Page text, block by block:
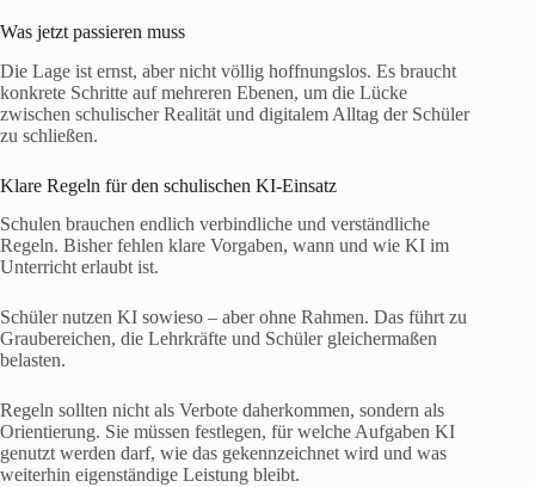
Was jetzt passieren muss
Die Lage ist ernst, aber nicht völlig hoffnungslos. Es braucht
konkrete Schritte auf mehreren Ebenen, um die Lücke
zwischen schulischer Realität und digitalem Alltag der Schüler
zu schließen.
Klare Regeln für den schulischen KI-Einsatz
Schulen brauchen endlich verbindliche und verständliche
Regeln. Bisher fehlen klare Vorgaben, wann und wie KI im
Unterricht erlaubt ist.
Schüler nutzen KI sowieso – aber ohne Rahmen. Das führt zu
Graubereichen, die Lehrkräfte und Schüler gleichermaßen
belasten.
Regeln sollten nicht als Verbote daherkommen, sondern als
Orientierung. Sie müssen festlegen, für welche Aufgaben KI
genutzt werden darf, wie das gekennzeichnet wird und was
weiterhin eigenständige Leistung bleibt.